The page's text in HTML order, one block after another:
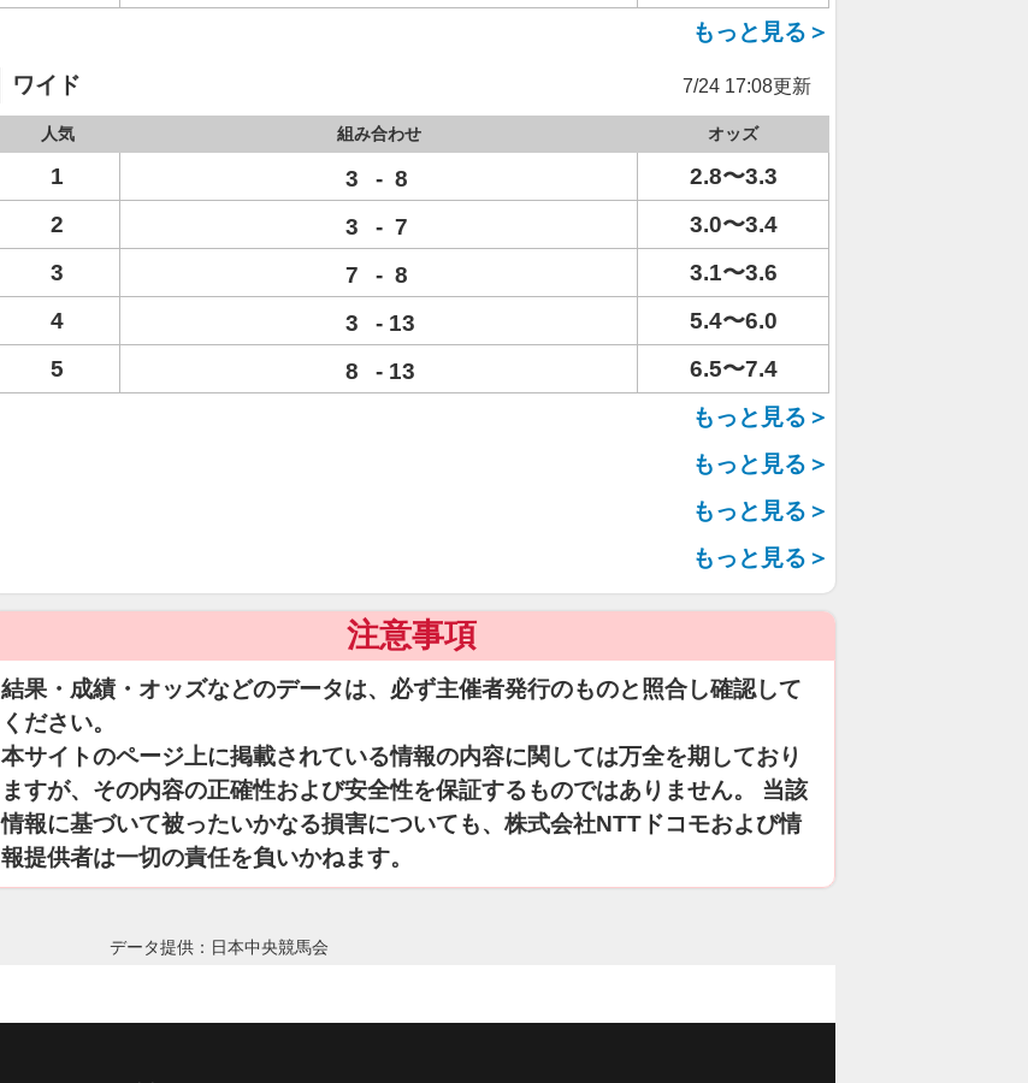
もっと見る＞
ワイド 7/24 17:08更新
人気 組み合わせ オッズ
1 3 - 8
2.8〜3.3
2
3 - 7
3.0〜3.4
3
7 - 8
3.1〜3.6
4
3 - 13
5.4〜6.0
5
8 - 13
6.5〜7.4
もっと見る＞
もっと見る＞
もっと見る＞
もっと見る＞
注意事項
結果・成績・オッズなどのデータは、必ず主催者発行のものと照合し確認して
ください。
本サイトのページ上に掲載されている情報の内容に関しては万全を期しており
ますが、その内容の正確性および安全性を保証するものではありません。 当該
情報に基づいて被ったいかなる損害についても、株式会社NTTドコモおよび情
報提供者は一切の責任を負いかねます。
データ提供：日本中央競馬会